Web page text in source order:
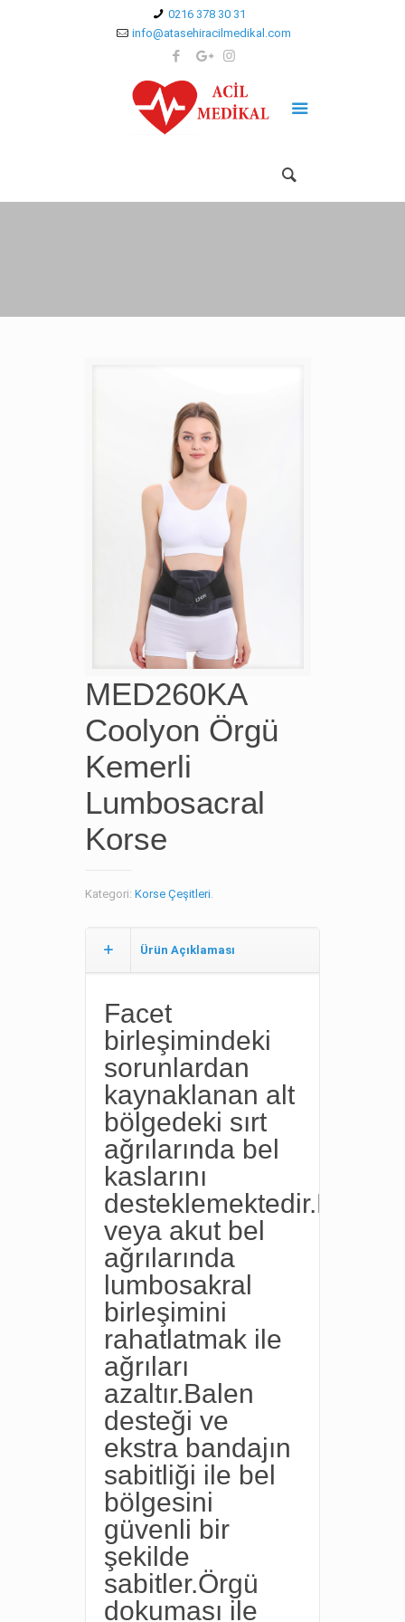
0216 378 30 31
info@atasehiracilmedikal.com
MED260KA
Coolyon Örgü
Kemerli
Lumbosacral
Korse
Kategori: Korse Çeşitleri.
Ürün Açıklaması
Facet
birleşimindeki
sorunlardan
kaynaklanan alt
bölgedeki sırt
ağrılarında bel
kaslarını
desteklemektedir.Kronik
veya akut bel
ağrılarında
lumbosakral
birleşimini
rahatlatmak ile
ağrıları
azaltır.Balen
desteği ve
ekstra bandajın
sabitliği ile bel
bölgesini
güvenli bir
şekilde
sabitler.Örgü
dokuması ile